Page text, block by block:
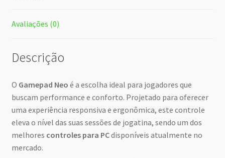
Avaliações (0)
Descrição
O Gamepad Neo é a escolha ideal para jogadores que
buscam performance e conforto. Projetado para oferecer
uma experiência responsiva e ergonômica, este controle
eleva o nível das suas sessões de jogatina, sendo um dos
melhores controles para PCdisponíveis atualmente no
mercado.